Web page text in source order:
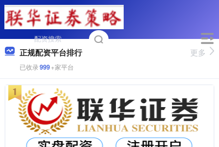
正规配资平台排行
已收录999+家平台
更多